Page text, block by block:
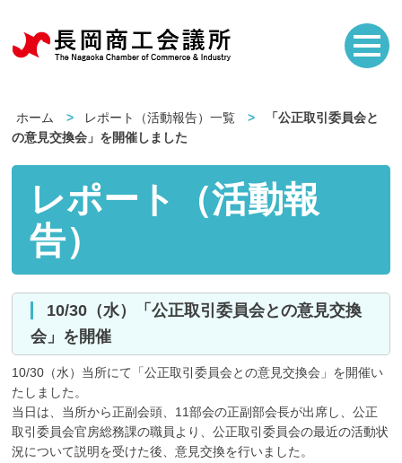
ホーム レポート（活動報告）一覧
「公正取引委員会と
の意見交換会」を開催しました
レポート（活動報
告）
10/30（水）「公正取引委員会との意見交換
会」を開催
10/30（水）当所にて「公正取引委員会との意見交換会」を開催い
たしました。
当日は、当所から正副会頭、11部会の正副部会長が出席し、公正
取引委員会官房総務課の職員より、公正取引委員会の最近の活動状
況について説明を受けた後、意見交換を行いました。